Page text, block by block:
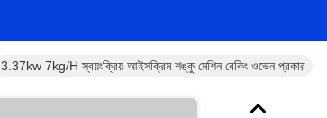
3.37kw 7kg/H স্বয়ংক্রিয় আইসক্রিম শঙ্কু মেশিন বেকিং ওভেন প্রকার